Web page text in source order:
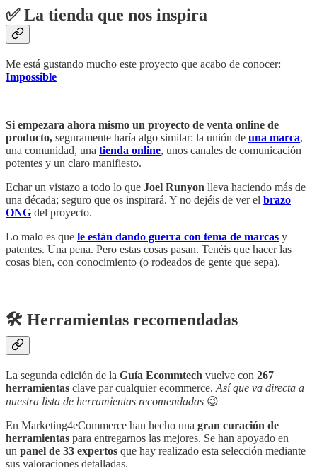
✅ La tienda que nos inspira
Me está gustando mucho este proyecto que acabo de conocer:
Impossible
Si empezara ahora mismo un proyecto de venta online de
producto, seguramente haría algo similar: la unión de una marca,
una comunidad, una tienda online, unos canales de comunicación
potentes y un claro manifiesto.
Echar un vistazo a todo lo que Joel Runyon lleva haciendo más de
una década; seguro que os inspirará. Y no dejéis de ver el brazo
ONG del proyecto.
Lo malo es que le están dando guerra con tema de marcas y
patentes. Una pena. Pero estas cosas pasan. Tenéis que hacer las
cosas bien, con conocimiento (o rodeados de gente que sepa).
🛠️ Herramientas recomendadas
La segunda edición de la Guía Ecommtech vuelve con 267
herramientas clave par cualquier ecommerce. Así que va directa a
nuestra lista de herramientas recomendadas 😉
En Marketing4eCommerce han hecho una gran curación de
herramientas para entregarnos las mejores. Se han apoyado en
un panel de 33 expertos que hay realizado esta selección mediante
sus valoraciones detalladas.